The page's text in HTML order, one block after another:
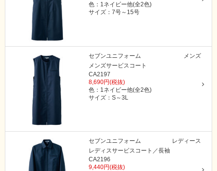
色：1ネイビー他(全2色)
サイズ：7号～15号
メンズ
セブンユニフォーム
メンズサービスコート
CA2197
8,690円(税抜)
色：1ネイビー他(全2色)
サイズ：S～3L
レディース
セブンユニフォーム
レディスサービスコート／長袖
CA2196
9,440円(税抜)